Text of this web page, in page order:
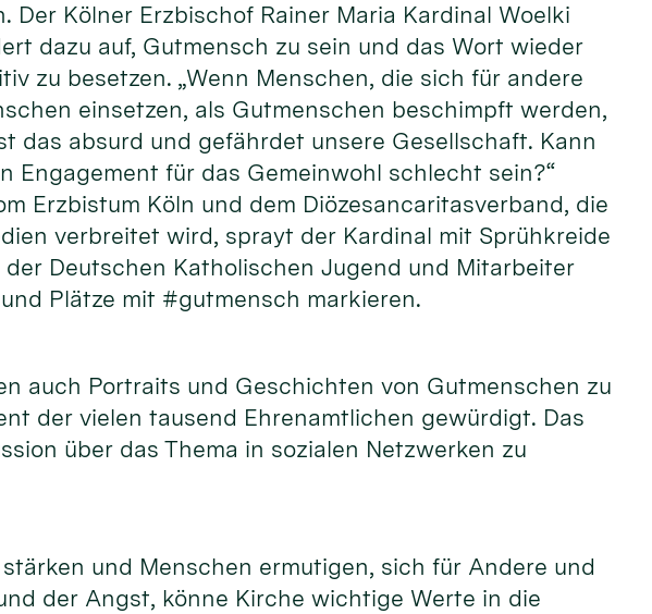
Der Kölner Erzbischof Rainer Maria Kardinal Woelki
dazu auf, Gutmensch zu sein und das Wort wieder
zu besetzen. „Wenn Menschen, die sich für andere
einsetzen, als Gutmenschen beschimpft werden,
das absurd und gefährdet unsere Gesellschaft. Kann
Engagement für das Gemeinwohl schlecht sein?“
Erzbistum Köln und dem Diözesancaritasverband, die
verbreitet wird, sprayt der Kardinal mit Sprühkreide
Deutschen Katholischen Jugend und Mitarbeiter
Plätze mit #gutmensch markieren.
auch Portraits und Geschichten von Gutmenschen zu
der vielen tausend Ehrenamtlichen gewürdigt. Das
über das Thema in sozialen Netzwerken zu
und Menschen ermutigen, sich für Andere und
der Angst, könne Kirche wichtige Werte in die